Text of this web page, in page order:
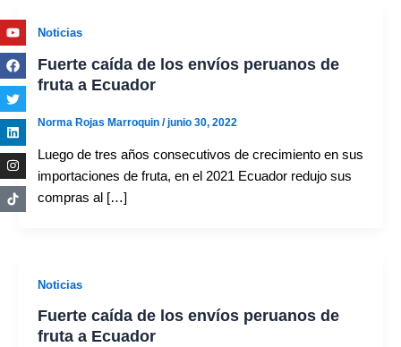
Noticias
Fuerte caída de los envíos peruanos de
fruta a Ecuador
Norma Rojas Marroquin /junio 30, 2022
Luego de tres años consecutivos de crecimiento en sus
importaciones de fruta, en el 2021 Ecuador redujo sus
compras al […]
Noticias
Fuerte caída de los envíos peruanos de
fruta a Ecuador
Youtube
Facebook
Twitter
Linkedin
Instagram